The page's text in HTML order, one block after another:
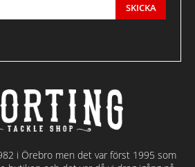
SKICKA
i Örebro men det var först 1995 som